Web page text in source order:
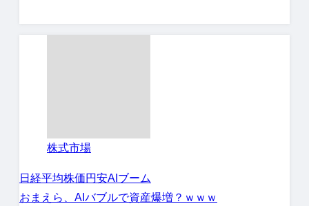
株式市場
日経平均株価円安AIブーム
おまえら、AIバブルで資産爆増？ｗｗｗ